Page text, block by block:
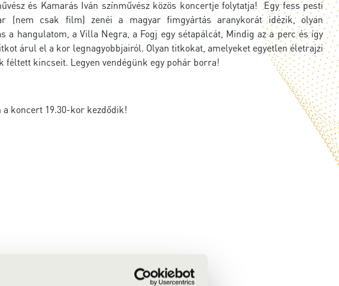
és Kamarás Iván színművész közös koncertje folytatja! Egy fess pesti
(nem csak film) zenéi a magyar fimgyártás aranykorát idézik, olyan
a hangulatom, a Villa Negra, a Fogj egy sétapálcát, Mindig az a perc és így
árul el a kor legnagyobbjairól. Olyan titkokat, amelyeket egyetlen életrajzi
féltett kincseit. Legyen vendégünk egy pohár borra!
a koncert 19.30-kor kezdődik!